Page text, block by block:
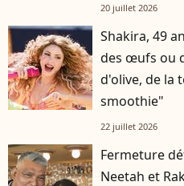
20 juillet 2026
Shakira, 49
des œufs ou
d'olive, de la
smoothie"
22 juillet 2026
Fermeture
Neetah et